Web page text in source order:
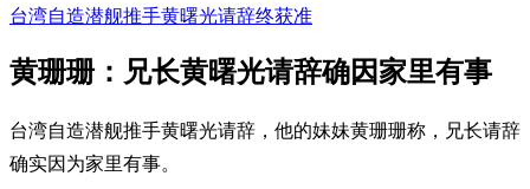
台湾自造潜舰推手黄曙光请辞终获准
黄珊珊：兄长黄曙光请辞确因家里有事
台湾自造潜舰推手黄曙光请辞，他的妹妹黄珊珊称，兄长请辞
确实因为家里有事。